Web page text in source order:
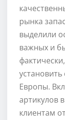
рынка
выделили
важных и
Европы.
артикулов
клиентам